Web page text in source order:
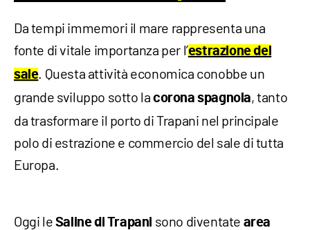
Da tempi immemori il mare rappresenta una
fonte di vitale importanza per l’estrazione del
sale. Questa attività economica conobbe un
grande sviluppo sotto lacorona spagnola, tanto
da trasformare il porto di Trapani nel principale
polo di estrazione e commercio del sale di tutta
Europa.
Oggi le Saline di Trapani sono diventate area